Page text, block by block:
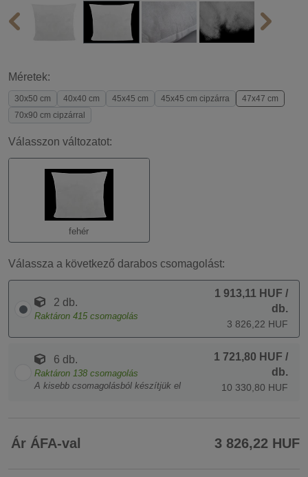
Méretek:
30x50 cm 40x40 cm 45x45 cm 45x45 cm cipzárra
47x47 cm
70x90 cm cipzárral
Válasszon változatot:
fehér
Válassza a következő darabos csomagolást:
2 db.
Raktáron 415 csomagolás
1 913,11 HUF /
db.
3 826,22 HUF
6 db.
Raktáron 138 csomagolás
A kisebb csomagolásból készítjük el
1 721,80 HUF /
db.
10 330,80 HUF
Ár ÁFA-val 3 826,22 HUF